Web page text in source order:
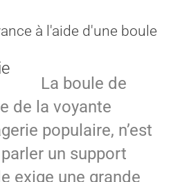
à l'aide d'une boule
La boule de
de la voyante
populaire, n’est
un support
exige une grande